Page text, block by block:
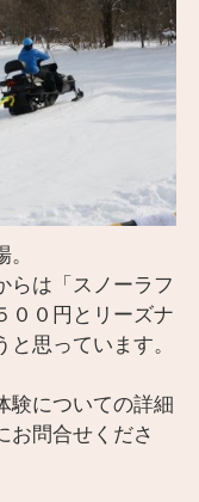
らは「スノーラフ
００円とリーズナ
思っています。
験についての詳細
お問合せくださ